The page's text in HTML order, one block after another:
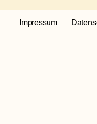
Impressum